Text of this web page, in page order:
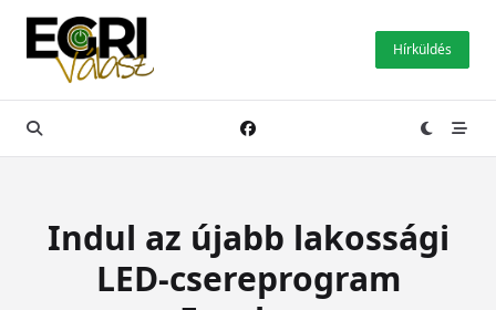
Skip
content
Hírküldés
Indul az újabb lakossági
LED-csereprogram